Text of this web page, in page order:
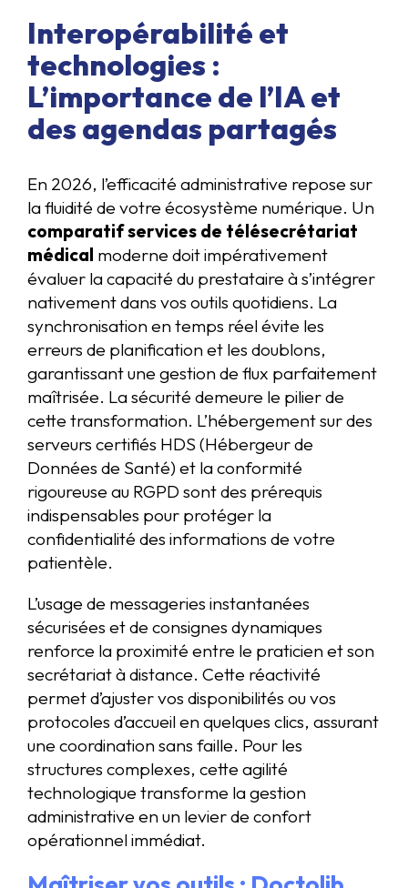
Interopérabilité et
technologies :
L’importance de l’IA et
des agendas partagés
En 2026, l’efficacité administrative repose sur
la fluidité de votre écosystème numérique. Un
comparatif services de télésecrétariat
médical moderne doit impérativement
évaluer la capacité du prestataire à s’intégrer
nativement dans vos outils quotidiens. La
synchronisation en temps réel évite les
erreurs de planification et les doublons,
garantissant une gestion de flux parfaitement
maîtrisée. La sécurité demeure le pilier de
cette transformation. L’hébergement sur des
serveurs certifiés HDS (Hébergeur de
Données de Santé) et la conformité
rigoureuse au RGPD sont des prérequis
indispensables pour protéger la
confidentialité des informations de votre
patientèle.
L’usage de messageries instantanées
sécurisées et de consignes dynamiques
renforce la proximité entre le praticien et son
secrétariat à distance. Cette réactivité
permet d’ajuster vos disponibilités ou vos
protocoles d’accueil en quelques clics, assurant
une coordination sans faille. Pour les
structures complexes, cette agilité
technologique transforme la gestion
administrative en un levier de confort
opérationnel immédiat.